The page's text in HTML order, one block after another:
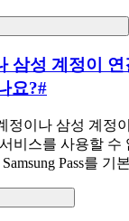
삼성 계정이
요?#
정이나 삼성 계정
비스를 사용할 수
Pass를 기